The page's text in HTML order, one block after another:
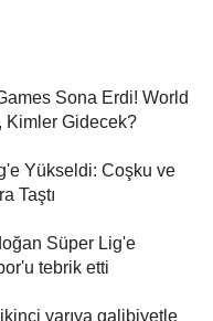
Sona Erdi! World
Kimler Gidecek?
Yükseldi: Coşku ve
Taştı
Süper Lig'e
tebrik etti
yarıya galibiyetle